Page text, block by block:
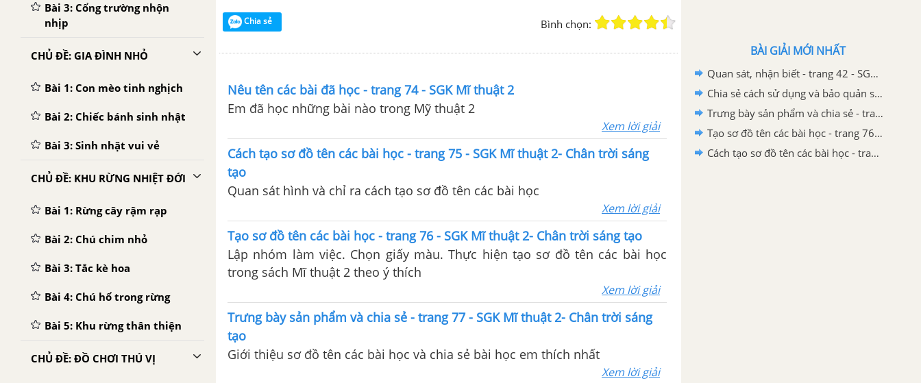
Bài 3: Cổng trường nhộn
nhịp
CHỦ ĐỀ: GIA ĐÌNH NHỎ
Bài 1: Con mèo tinh nghịch
Bài 2: Chiếc bánh sinh nhật
Bài 3: Sinh nhật vui vẻ
CHỦ ĐỀ: KHU RỪNG NHIỆT ĐỚI
Bài 1: Rừng cây rậm rạp
Bài 2: Chú chim nhỏ
Bài 3: Tắc kè hoa
Bài 4: Chú hổ trong rừng
Bài 5: Khu rừng thân thiện
CHỦ ĐỀ: ĐỒ CHƠI THÚ VỊ
Chia sẻ Bình chọn:
Nêu tên các bài đã học - trang 74 - SGK Mĩ thuật 2
Em đã học những bài nào trong Mỹ thuật 2
Xem lời giải
Cách tạo sơ đồ tên các bài học - trang 75 - SGK Mĩ thuật 2- Chân trời sáng
tạo
Quan sát hình và chỉ ra cách tạo sơ đồ tên các bài học
Xem lời giải
Tạo sơ đồ tên các bài học - trang 76 - SGK Mĩ thuật 2- Chân trời sáng tạo
Lập nhóm làm việc. Chọn giấy màu. Thực hiện tạo sơ đồ tên các bài học
trong sách Mĩ thuật 2 theo ý thích
Xem lời giải
Trưng bày sản phẩm và chia sẻ - trang 77 - SGK Mĩ thuật 2- Chân trời sáng
tạo
Giới thiệu sơ đồ tên các bài học và chia sẻ bài học em thích nhất
Xem lời giải
BÀI GIẢI MỚI NHẤT
Quan sát, nhận biết - trang 42 - SGK Mĩ thuật lớp 2 - Cánh Diều
Chia sẻ cách sử dụng và bảo quản sản phẩm mĩ thuật - trang 77 - SGK Mĩ thuật 2- Chân trời sáng tạo
Trưng bày sản phẩm và chia sẻ - trang 77 - SGK Mĩ thuật 2- Chân trời sáng tạo
Tạo sơ đồ tên các bài học - trang 76 - SGK Mĩ thuật 2- Chân trời sáng tạo
Cách tạo sơ đồ tên các bài học - trang 75 - SGK Mĩ thuật 2- Chân trời sáng tạo